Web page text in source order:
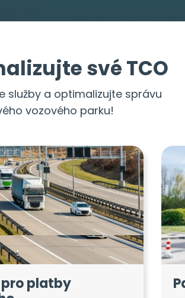
své TCO
služby a optimalizujte správu
vozového parku!
pro platby